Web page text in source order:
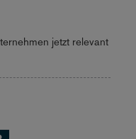
jetzt relevant